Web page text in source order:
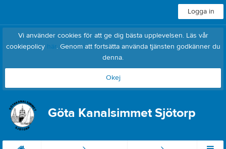
Logga in
Vi använder cookies för att ge dig bästa upplevelsen. Läs vår
cookiepolicy här. Genom att fortsätta använda tjänsten godkänner du
denna.
Okej
Göta Kanalsimmet Sjötorp